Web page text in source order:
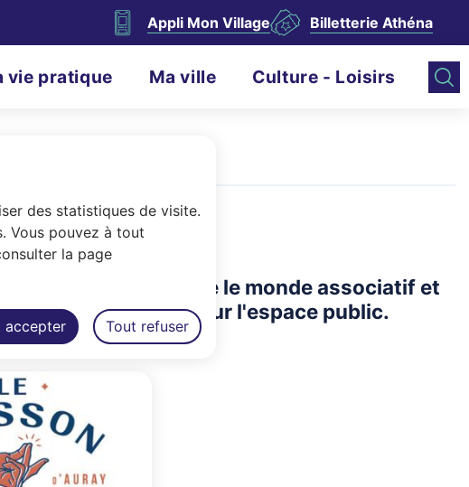
des statistiques de visite.
Vous pouvez à tout
la page
accepter Tout refuser
Appli Mon Village Billetterie Athéna
vie pratique Ma ville Culture - Loisirs
est l'interface entre le monde associatif et
d'événements sur l'espace public.